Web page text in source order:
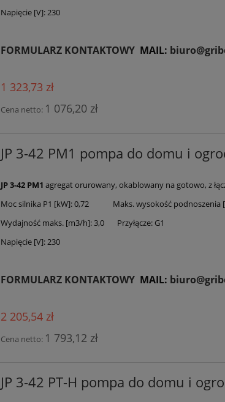
Napięcie [V]: 230
FORMULARZ KONTAKTOWYMAIL:
1 323,73 zł
Cena netto: 1 076,20 zł
JP 3-42 PM1 pompa do domu i
JP 3-42 PM1 agregat orurowany, okablowany na gotowo, z
Moc silnika P1 [kW]: 0,72 Maks. wysokość podnoszenia
Wydajność maks. [m3/h]: 3,0 Przyłącze: G1
Napięcie [V]: 230
FORMULARZ KONTAKTOWYMAIL:
2 205,54 zł
Cena netto: 1 793,12 zł
JP 3-42 PT-H pompa do domu i